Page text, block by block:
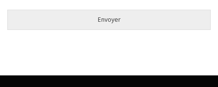
Envoyer